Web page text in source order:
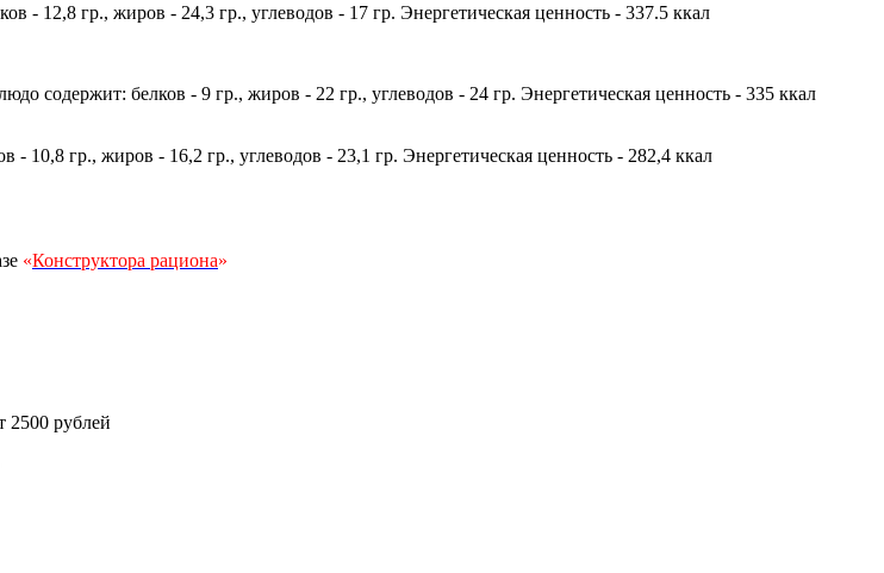
- 12,8 гр., жиров - 24,3 гр., углеводов - 17 гр. Энергетическая ценность - 337.5 ккал
содержит: белков - 9 гр., жиров - 22 гр., углеводов - 24 гр. Энергетическая ценность - 335 ккал
- 10,8 гр., жиров - 16,2 гр., углеводов - 23,1 гр. Энергетическая ценность - 282,4 ккал
«Конструктора рациона»
2500 рублей